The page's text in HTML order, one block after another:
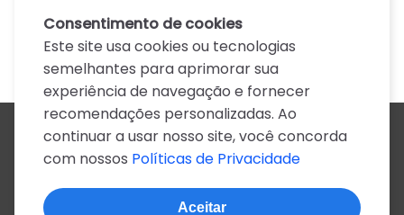
Todos os artistas
A
B C D E F G H I J
N
O P Q R S T U V W X
Z
0-9
Consentimento de cookies
Este site usa cookies ou tecnologias
semelhantes para aprimorar sua
experiência de navegação e fornecer
recomendações personalizadas. Ao
continuar a usar nosso site, você concorda
com nossos Políticas de Privacidade
Aceitar